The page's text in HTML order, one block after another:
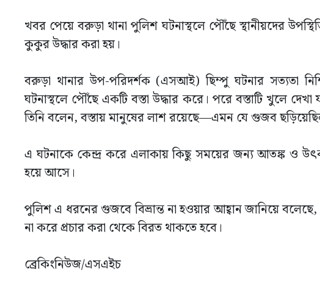
খবর পেয়ে বরুড়া থানা পুলিশ ঘটনাস্থলে পৌঁছে স্থানীয়দের
কুকুর উদ্ধার করা হয়।
বরুড়া থানার উপ-পরিদর্শক (এসআই) ছিম্পু ঘটনার সত্যতা
ঘটনাস্থলে পৌঁছে একটি বস্তা উদ্ধার করে। পরে বস্তাটি খুলে
তিনি বলেন, বস্তায় মানুষের লাশ রয়েছে—এমন যে গুজব
এ ঘটনাকে কেন্দ্র করে এলাকায় কিছু সময়ের জন্য আতঙ্ক ও
হয়ে আসে।
পুলিশ এ ধরনের গুজবে বিভ্রান্ত না হওয়ার আহ্বান জানিয়ে
না করে প্রচার করা থেকে বিরত থাকতে হবে।
ব্রেকিংনিউজ/এসএইচ